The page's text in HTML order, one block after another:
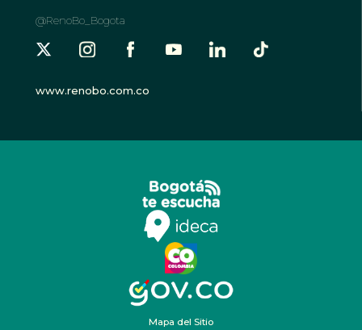
@RenoBo_Bogota
www.renobo.com.co
Mapa del Sitio